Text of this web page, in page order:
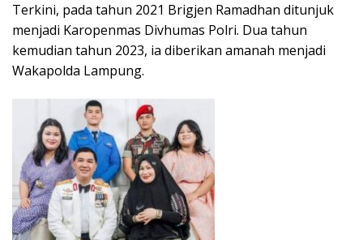
Terkini, pada tahun 2021 Brigjen Ramadhan ditunjuk
menjadi Karopenmas Divhumas Polri. Dua tahun
kemudian tahun 2023, ia diberikan amanah menjadi
Wakapolda Lampung.